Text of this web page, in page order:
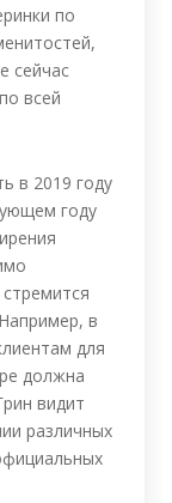
по
сейчас
всей
в 2019 году
году
в
для
должна
видит
различных